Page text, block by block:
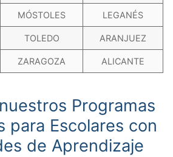
MÓSTOLES LEGANÉS
TOLEDO ARANJUEZ
ZARAGOZA ALICANTE
Programas
para Escolares con
de Aprendizaje